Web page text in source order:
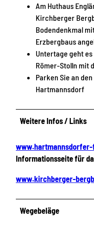
Am Huthaus
Kirchberger
Bodendenkmal
Erzbergbaus
Untertage geht
Römer-Stolln mit
Parken Sie an
Hartmannsdorf
Weitere Infos / Links
Informationsseite für
www.kirchberger-
Wegebeläge